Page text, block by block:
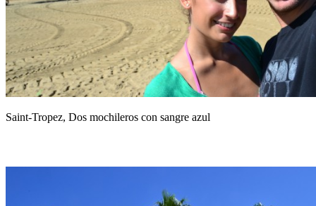
Saint-Tropez, Dos mochileros con sangre azul